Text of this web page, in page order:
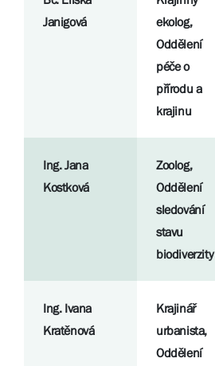
Janigová
ekolog,
Oddělení
péče o
přírodu a
krajinu
Ing. Jana
Kostková
Zoolog,
Oddělení
sledování
stavu
biodiverzity
Ing. Ivana
Kratěnová
Krajinář
urbanista,
Oddělení